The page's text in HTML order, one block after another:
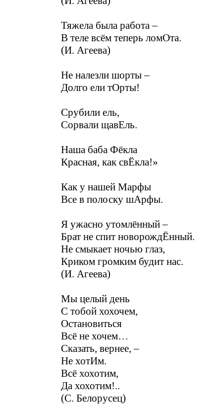
Тяжела была работа –
В теле всём теперь ломОта.
(И. Агеева)
Не налезли шорты –
Долго ели тОрты!
Срубили ель,
Сорвали щавЕль.
Наша баба Фёкла
Красная, как свЁкла!»
Как у нашей Марфы
Все в полоску шАрфы.
Я ужасно утомлённый –
Брат не спит новорождЁнный.
Не смыкает ночью глаз,
Криком громким будит нас.
(И. Агеева)
Мы целый день
С тобой хохочем,
Остановиться
Всё не хочем…
Сказать, вернее, –
Не хотИм.
Всё хохотим,
Да хохотим!..
(С. Белорусец)